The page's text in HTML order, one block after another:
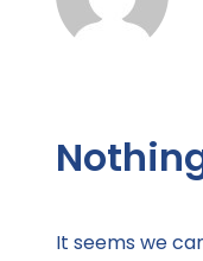
It seems we